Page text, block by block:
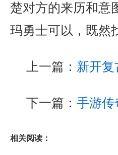
楚对方的来历和意
玛勇士可以，既然
上一篇： 新开
下一篇： 手游传
相关阅读：